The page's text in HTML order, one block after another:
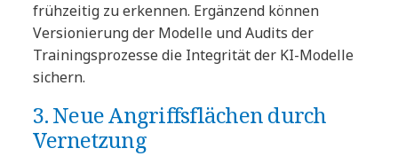
frühzeitig zu erkennen. Ergänzend können
Versionierung der Modelle und Audits der
Trainingsprozesse die Integrität der KI-Modelle
sichern.
3. Neue Angriffsflächen durch
Vernetzung